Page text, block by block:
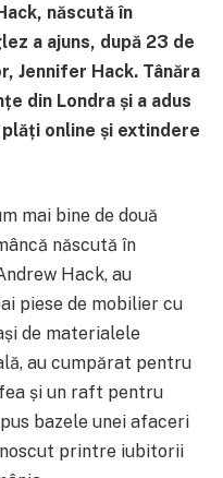
născută în
a ajuns, după 23 de
Jennifer Hack. Tânăra
din Londra și a adus
online și extindere
mai bine de două
născută în
Hack, au
piese de mobilier cu
de materialele
au cumpărat pentru
și un raft pentru
bazele unei afaceri
printre iubitorii